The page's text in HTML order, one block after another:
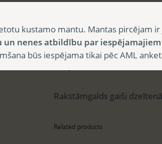
Apraksts
Rakstāmgalds gaiši
Related products
kustamo mantu. Mantas pircējam
nenes atbildību par
būs iespējama tikai pēc AML